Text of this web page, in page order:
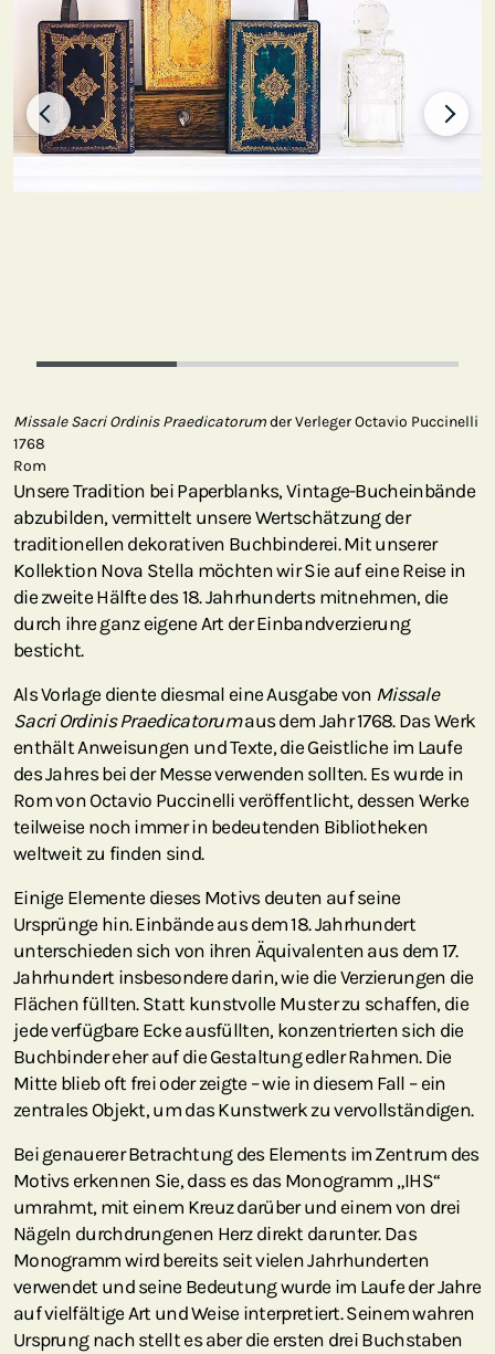
Missale Sacri Ordinis Praedicatorumder Verleger Octavio Puccinelli
1768
Rom
Unsere Tradition bei Paperblanks, Vintage-Bucheinbände
abzubilden, vermittelt unsere Wertschätzung der
traditionellen dekorativen Buchbinderei. Mit unserer
Kollektion Nova Stella möchten wir Sie auf eine Reise in
die zweite Hälfte des 18. Jahrhunderts mitnehmen, die
durch ihre ganz eigene Art der Einbandverzierung
besticht.
Als Vorlage diente diesmal eine Ausgabe von Missale
Sacri Ordinis Praedicatorumaus dem Jahr 1768. Das Werk
enthält Anweisungen und Texte, die Geistliche im Laufe
des Jahres bei der Messe verwenden sollten. Es wurde in
Rom von Octavio Puccinelli veröffentlicht, dessen Werke
teilweise noch immer in bedeutenden Bibliotheken
weltweit zu finden sind.
Einige Elemente dieses Motivs deuten auf seine
Ursprünge hin. Einbände aus dem 18. Jahrhundert
unterschieden sich von ihren Äquivalenten aus dem 17.
Jahrhundert insbesondere darin, wie die Verzierungen die
Flächen füllten. Statt kunstvolle Muster zu schaffen, die
jede verfügbare Ecke ausfüllten, konzentrierten sich die
Buchbinder eher auf die Gestaltung edler Rahmen. Die
Mitte blieb oft frei oder zeigte – wie in diesem Fall – ein
zentrales Objekt, um das Kunstwerk zu vervollständigen.
Bei genauerer Betrachtung des Elements im Zentrum des
Motivs erkennen Sie, dass es das Monogramm „IHS“
umrahmt, mit einem Kreuz darüber und einem von drei
Nägeln durchdrungenen Herz direkt darunter. Das
Monogramm wird bereits seit vielen Jahrhunderten
verwendet und seine Bedeutung wurde im Laufe der Jahre
auf vielfältige Art und Weise interpretiert. Seinem wahren
Ursprung nach stellt es aber die ersten drei Buchstaben